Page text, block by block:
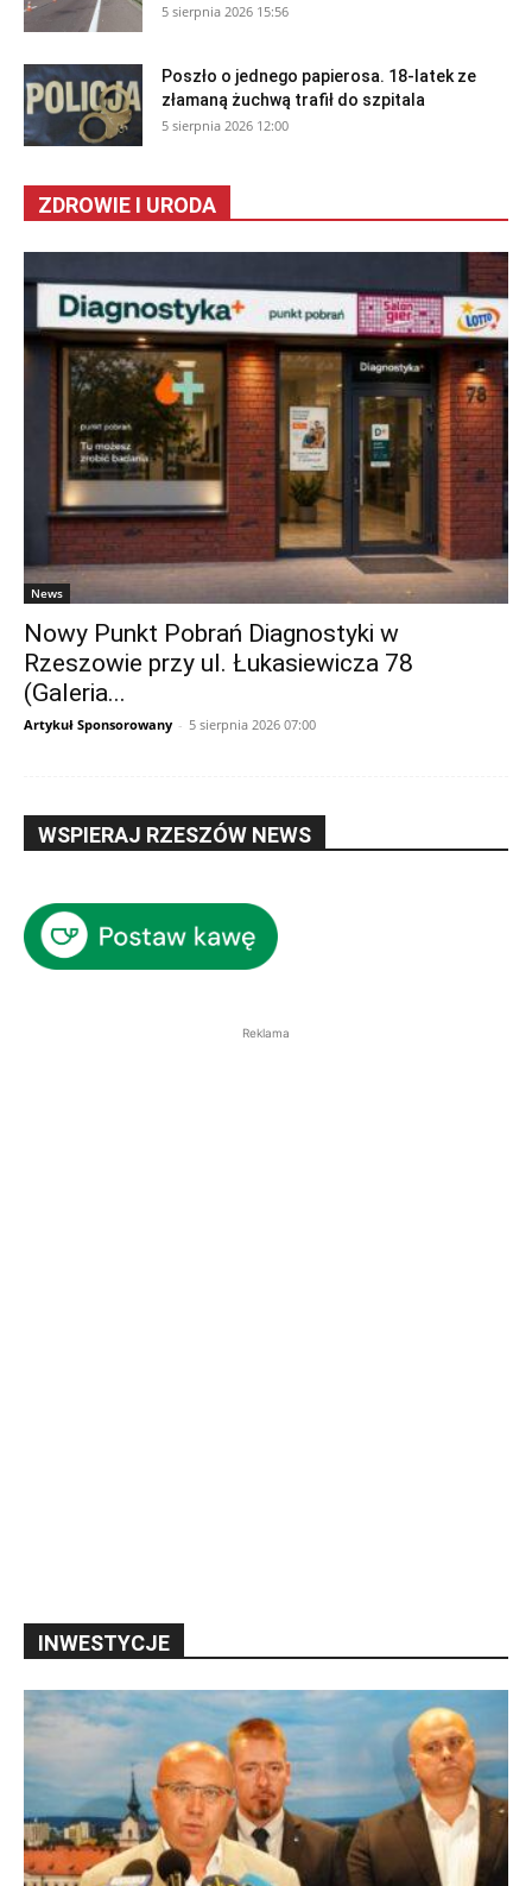
5 sierpnia 2026 15:56
Poszło o jednego papierosa. 18-latek ze
złamaną żuchwą trafił do szpitala
5 sierpnia 2026 12:00
ZDROWIE I URODA
News
Nowy Punkt Pobrań Diagnostyki w
Rzeszowie przy ul. Łukasiewicza 78
(Galeria...
Artykuł Sponsorowany - 5 sierpnia 2026 07:00
WSPIERAJ RZESZÓW NEWS
Reklama
INWESTYCJE